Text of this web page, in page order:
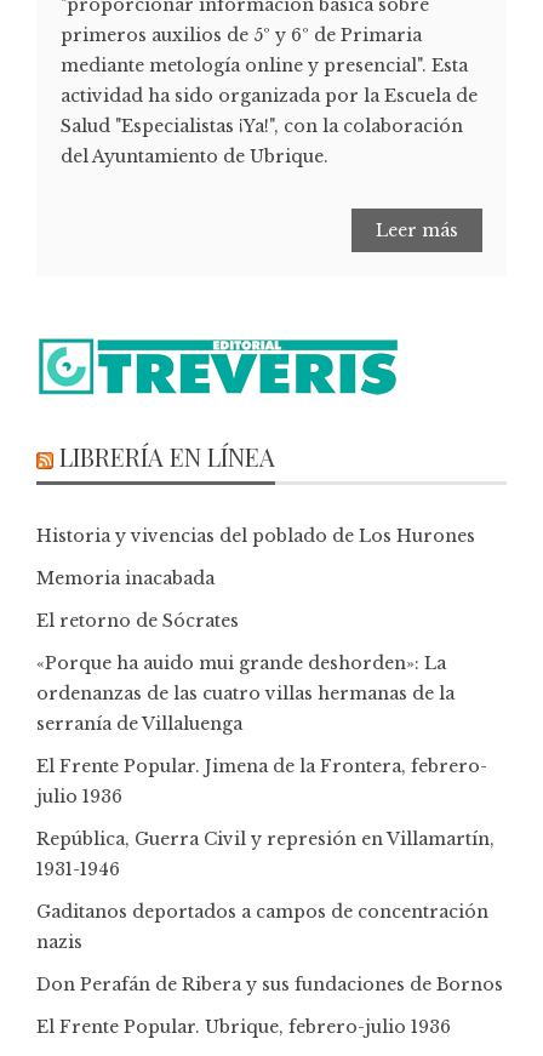
"proporcionar información básica sobre
primeros auxilios de 5º y 6º de Primaria
mediante metología online y presencial". Esta
actividad ha sido organizada por la Escuela de
Salud "Especialistas ¡Ya!", con la colaboración
del Ayuntamiento de Ubrique.
Leer más
LIBRERÍA EN LÍNEA
Historia y vivencias del poblado de Los Hurones
Memoria inacabada
El retorno de Sócrates
«Porque ha auido mui grande deshorden»: La
ordenanzas de las cuatro villas hermanas de la
serranía de Villaluenga
El Frente Popular. Jimena de la Frontera, febrero-
julio 1936
República, Guerra Civil y represión en Villamartín,
1931-1946
Gaditanos deportados a campos de concentración
nazis
Don Perafán de Ribera y sus fundaciones de Bornos
El Frente Popular. Ubrique, febrero-julio 1936